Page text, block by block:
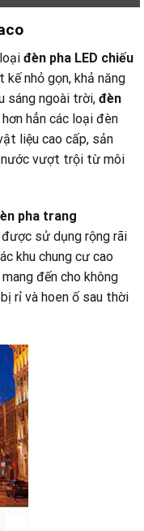
đèn pha LED chiếu
kế nhỏ gọn, khả năng
sáng ngoài trời, đèn
hẳn các loại đèn
liệu cao cấp, sản
nước vượt trội từ môi
pha trang
sử dụng rộng rãi
khu chung cư cao
đến cho không
rỉ và hoen ố sau thời